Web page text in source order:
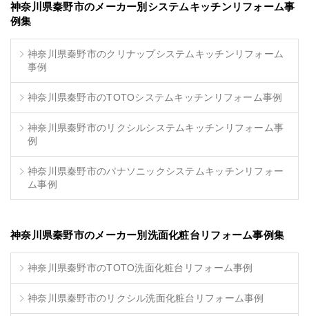
神奈川県秦野市のメーカー別システムキッチンリフォーム事
例集
神奈川県秦野市のクリナップシステムキッチンリフォーム
事例
神奈川県秦野市のTOTOシステムキッチンリフォーム事例
神奈川県秦野市のリクシルシステムキッチンリフォーム事
例
神奈川県秦野市のパナソニックシステムキッチンリフォー
ム事例
神奈川県秦野市のメーカー別洗面化粧台リフォーム事例集
神奈川県秦野市のTOTO洗面化粧台リフォーム事例
神奈川県秦野市のリクシル洗面化粧台リフォーム事例